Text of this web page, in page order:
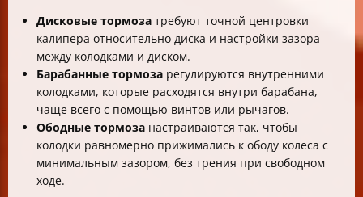
Дисковые тормоза требуют точной центровки
калипера относительно диска и настройки зазора
между колодками и диском.
Барабанные тормоза регулируются внутренними
колодками, которые расходятся внутри барабана,
чаще всего с помощью винтов или рычагов.
Ободные тормоза настраиваются так, чтобы
колодки равномерно прижимались к ободу колеса с
минимальным зазором, без трения при свободном
ходе.